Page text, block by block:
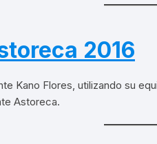
2016
Kano Flores, utilizando su
Astoreca.